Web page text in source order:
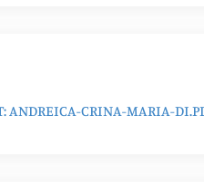
ANDREICA-CRINA-MARIA-